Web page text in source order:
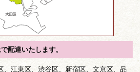
配達いたします。
、江東区、渋谷区、新宿区、文京区、品